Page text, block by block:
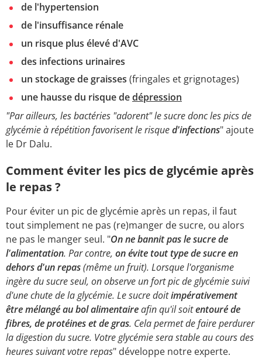
de l'hypertension
de l'insuffisance rénale
un risque plus élevé d'AVC
des infections urinaires
un stockage de graisses (fringales et grignotages)
une hausse du risque dedépression
"Par ailleurs, les bactéries "adorent" le sucre donc les pics de
glycémie à répétition favorisent le risqued'infections" ajoute
le Dr Dalu.
Comment éviter les pics de glycémie après
le repas ?
Pour éviter un pic de glycémie après un repas, il faut
tout simplement ne pas (re)manger de sucre, ou alors
ne pas le manger seul. "On ne bannit pas le sucre de
l'alimentation. Par contre, on évite tout type de sucre en
dehors d'un repas(même un fruit). Lorsque l'organisme
ingère du sucre seul, on observe un fort pic de glycémie suivi
d'une chute de la glycémie. Le sucre doitimpérativement
être mélangé au bol alimentaireafin qu'il soitentouré de
fibres, de protéines et de gras. Cela permet de faire perdurer
la digestion du sucre. Votre glycémie sera stable au cours des
heures suivant votre repas" développe notre experte.